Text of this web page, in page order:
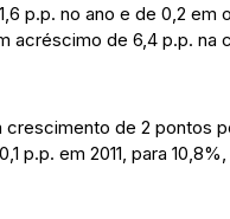
p.p. no ano e de 0,2 em
acréscimo de 6,4 p.p. na
crescimento de 2 pontos
p.p. em 2011, para